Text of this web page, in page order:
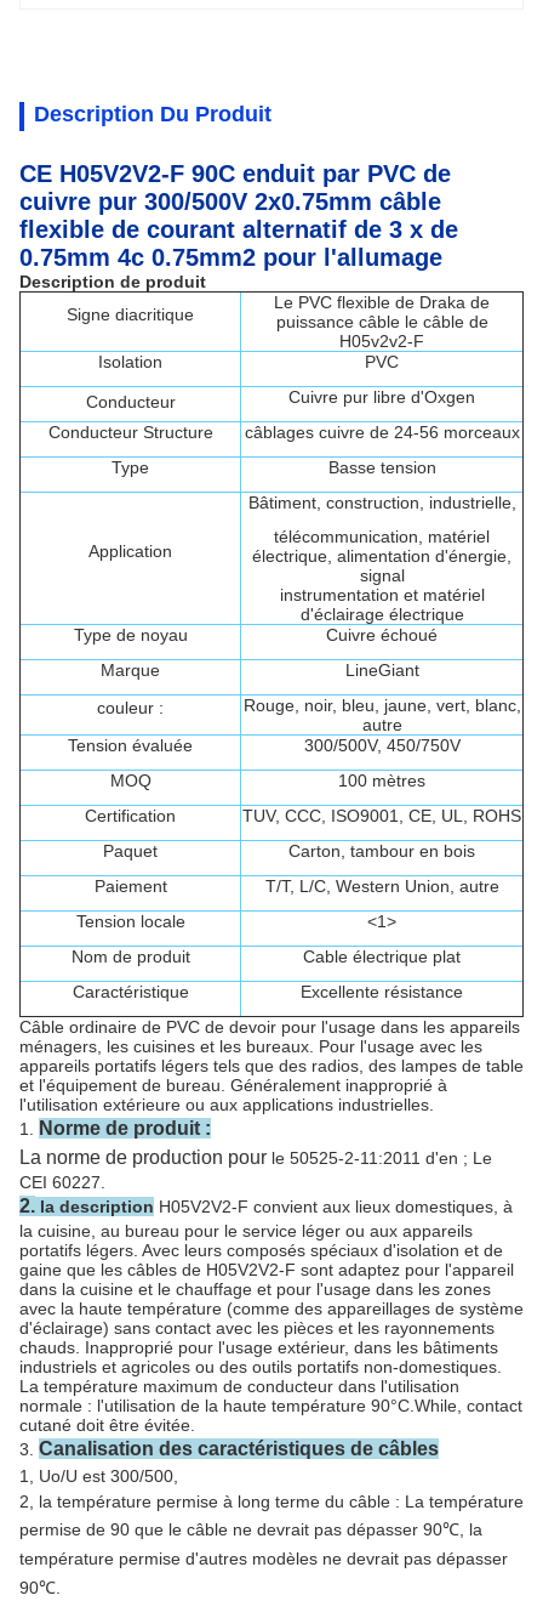
Description Du Produit
CE H05V2V2-F 90C enduit par PVC de
cuivre pur 300/500V 2x0.75mm câble
flexible de courant alternatif de 3 x de
0.75mm 4c 0.75mm2 pour l'allumage
Description de produit
Signe diacritique
Le PVC flexible de Draka de
puissance câble le câble de
H05v2v2-F
Isolation
PVC
Conducteur
Cuivre pur libre d'Oxgen
Conducteur Structure
câblages cuivre de 24-56 morceaux
Type
Basse tension
Application
Bâtiment, construction, industrielle,
télécommunication, matériel
électrique, alimentation d'énergie,
signal
instrumentation et matériel
d'éclairage électrique
Type de noyau
Cuivre échoué
Marque
LineGiant
couleur :
Rouge, noir, bleu, jaune, vert, blanc,
autre
Tension évaluée
300/500V, 450/750V
MOQ
100 mètres
Certification
TUV, CCC, ISO9001, CE, UL, ROHS
Paquet
Carton, tambour en bois
Paiement
T/T, L/C, Western Union, autre
Tension locale
<1>
Nom de produit
Cable électrique plat
Caractéristique
Excellente résistance
Câble ordinaire de PVC de devoir pour l'usage dans les appareils
ménagers, les cuisines et les bureaux. Pour l'usage avec les
appareils portatifs légers tels que des radios, des lampes de table
et l'équipement de bureau. Généralement inapproprié à
l'utilisation extérieure ou aux applications industrielles.
1.
Norme de produit :
La norme de production pour le 50525-2-11:2011 d'en ; Le
CEI 60227.
2. la description H05V2V2-F convient aux lieux domestiques, à
la cuisine, au bureau pour le service léger ou aux appareils
portatifs légers. Avec leurs composés spéciaux d'isolation et de
gaine que les câbles de H05V2V2-F sont adaptez pour l'appareil
dans la cuisine et le chauffage et pour l'usage dans les zones
avec la haute température (comme des appareillages de système
d'éclairage) sans contact avec les pièces et les rayonnements
chauds. Inapproprié pour l'usage extérieur, dans les bâtiments
industriels et agricoles ou des outils portatifs non-domestiques.
La température maximum de conducteur dans l'utilisation
normale : l'utilisation de la haute température 90°C.While, contact
cutané doit être évitée.
3. Canalisation des caractéristiques de câbles
1, Uo/U est 300/500,
2, la température permise à long terme du câble : La température
permise de 90 que le câble ne devrait pas dépasser 90℃, la
température permise d'autres modèles ne devrait pas dépasser
90℃